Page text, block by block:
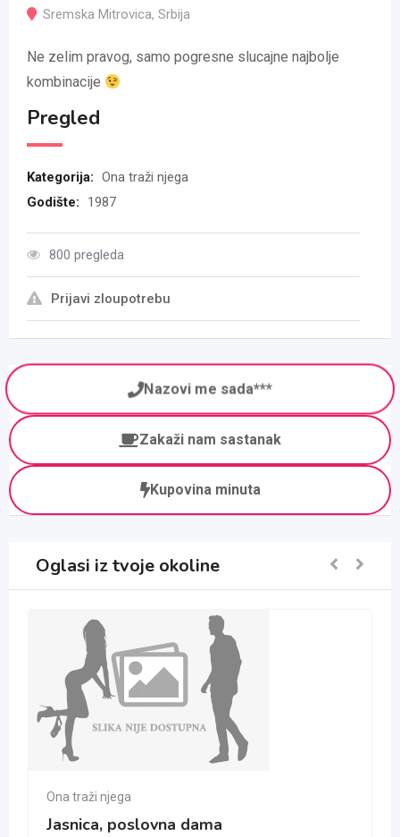
Sremska Mitrovica, Srbija
Ne zelim pravog, samo pogresne slucajne najbolje
kombinacije
Pregled
Kategorija: Ona traži njega
Godište:
1987
800 pregleda
Prijavi zloupotrebu
Nazovi me sada***
Zakaži nam sastanak
Kupovina minuta
Oglasi iz tvoje okoline
Ona traži njega
Jasnica, poslovna dama